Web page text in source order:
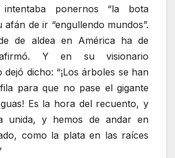
ponernos “la bota
afán de ir “engullendo mundos”.
de aldea en América ha de
afirmó. Y en su visionario
dejó dicho: “¡Los árboles se han
para que no pase el gigante
Es la hora del recuento, y
unida, y hemos de andar en
como la plata en las raíces